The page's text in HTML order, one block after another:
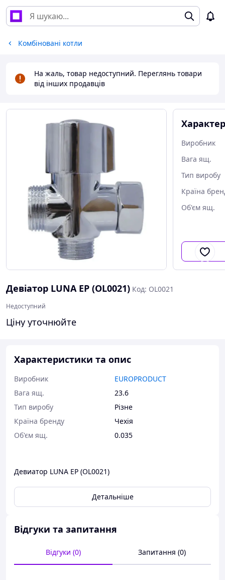
Комбіновані котли
На жаль, товар недоступний. Переглянь товари
від інших продавців
Виробник
Вага ящ.
Тип виробу
Країна
Об'єм ящ.
Девіатор LUNA EP (OL0021) Код: OL0021
Недоступний
Ціну уточнюйте
Характеристики та опис
Виробник
EUROPRODUCT
Вага ящ.
23.6
Тип виробу
Різне
Країна бренду
Чехія
Об'єм ящ.
0.035
Девиатор LUNA EP (OL0021)
Детальніше
Відгуки та запитання
Відгуки (0) Запитання (0)